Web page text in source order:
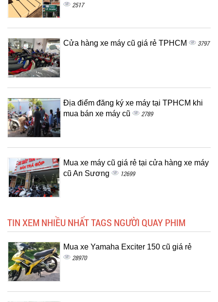
2517
Cửa hàng xe máy cũ giá rẻ TPHCM 3797
Địa điểm đăng ký xe máy tại TPHCM khi
mua bán xe máy cũ
2789
Mua xe máy cũ giá rẻ tại cửa hàng xe máy
cũ An Sương
12699
TIN XEM NHIỀU NHẤT TAGS NGƯỜI QUAY PHIM
Mua xe Yamaha Exciter 150 cũ giá rẻ
28970